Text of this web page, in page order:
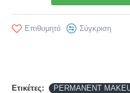
Επιθυμητό Σύγκριση
Ετικέτες: PERMANENT